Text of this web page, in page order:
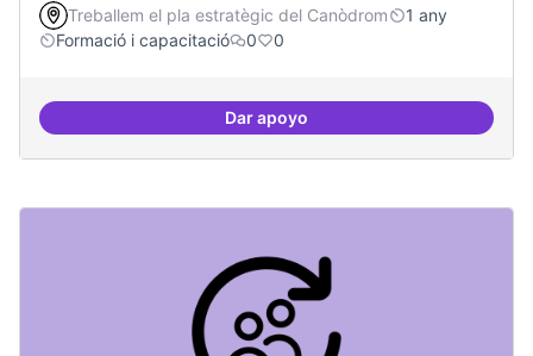
Treballem el pla estratègic del Canòdrom
1 any
Formació i capacitació
0 0
Dar apoyoCol·laboració amb Torre